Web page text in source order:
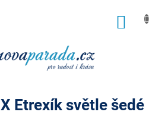
Etrexík světle šedé